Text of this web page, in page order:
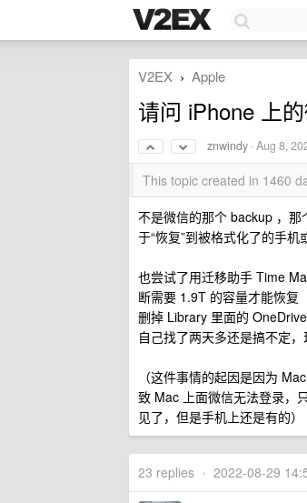
V2EX › Apple
请问 iPhone 上
znwindy ·Aug 8,
This topic created in 1460
不是微信的那个 backup ，那
于“恢复”到被格式化了的手机
也尝试了用迁移助手 Time
断需要 1.9T 的容量才能恢复
删掉 Library 里面的 OneDrive
自己找了两天多还是搞不定
（这件事情的起因是因为
致 Mac 上面微信无法登录，
见了，但是手机上还是有的）
23 replies • 2022-08-29